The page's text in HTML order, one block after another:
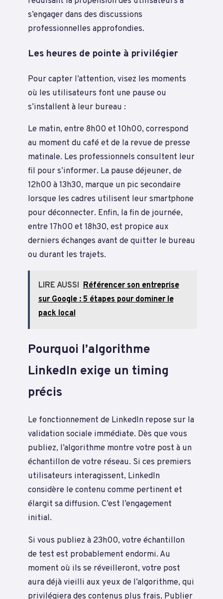
s’engager dans des discussions
professionnelles approfondies.
Les heures de pointe à privilégier
Pour capter l’attention, visez les moments
où les utilisateurs font une pause ou
s’installent à leur bureau :
Le matin, entre 8h00 et 10h00, correspond
au moment du café et de la revue de presse
matinale. Les professionnels consultent leur
fil pour s’informer. La pause déjeuner, de
12h00 à 13h30, marque un pic secondaire
lorsque les cadres utilisent leur smartphone
pour déconnecter. Enfin, la fin de journée,
entre 17h00 et 18h30, est propice aux
derniers échanges avant de quitter le bureau
ou durant les trajets.
LIRE AUSSI Référencer son entreprise
sur Google : 5 étapes pour dominer le
pack local
Pourquoi l’algorithme
LinkedIn exige un timing
précis
Le fonctionnement de LinkedIn repose sur la
validation sociale immédiate. Dès que vous
publiez, l’algorithme montre votre post à un
échantillon de votre réseau. Si ces premiers
utilisateurs interagissent, LinkedIn
considère le contenu comme pertinent et
élargit sa diffusion. C’est l’engagement
initial.
Si vous publiez à 23h00, votre échantillon
de test est probablement endormi. Au
moment où ils se réveilleront, votre post
aura déjà vieilli aux yeux de l’algorithme, qui
privilégiera des contenus plus frais. Publier